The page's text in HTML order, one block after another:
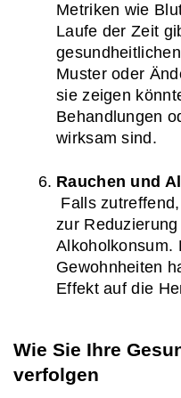
Metriken wie
Laufe der Zeit
Muster oder
sie zeigen
Behandlungen
wirksam sind.
Rauchen und
zur
Alkoholkonsum.
Gewohnheiten
Effekt auf die
Wie Sie Ihre
verfolgen